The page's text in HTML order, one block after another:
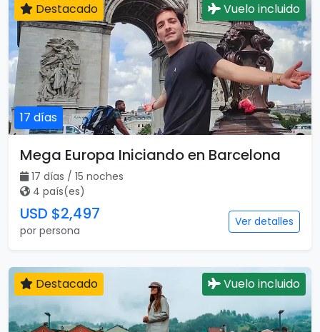
17 días
Destacado Vuelo incluido
Mega Europa Iniciando en Barcelona
17 días / 15 noches
4 país(es)
USD $2,497
por persona
Ver detalles
Destacado Vuelo incluido